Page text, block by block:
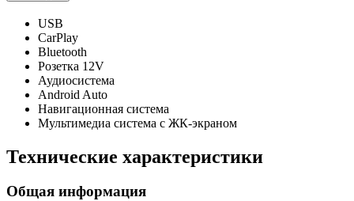
USB
CarPlay
Bluetooth
Розетка 12V
Аудиосистема
Android Auto
Навигационная система
Мультимедиа система с ЖК-экраном
Технические характеристики
Общая информация